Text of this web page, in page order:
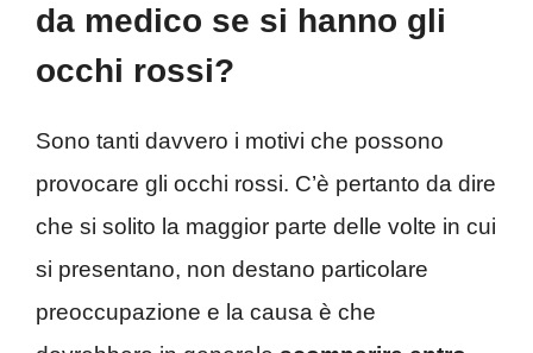
da medico se si hanno gli
occhi rossi?
Sono tanti davvero i motivi che possono
provocare gli occhi rossi. C’è pertanto da dire
che si solito la maggior parte delle volte in cui
si presentano, non destano particolare
preoccupazione e la causa è che